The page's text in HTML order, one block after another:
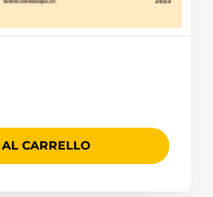
CARRELLO